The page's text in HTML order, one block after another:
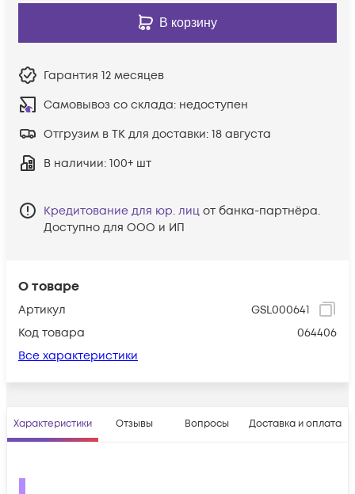
О товаре
Артикул
GSL000641
Код товара
064406
Все характеристики
В корзину
Гарантия 12 месяцев
Самовывоз со склада: недоступен
Отгрузим в ТК для доставки: 18 августа
В наличии: 100+ шт
Кредитование для юр. лиц от банка-партнёра.
Доступно для ООО и ИП
Характеристики Отзывы Вопросы Доставка и оплата